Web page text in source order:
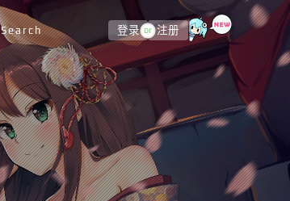
Search 登录 or 注册